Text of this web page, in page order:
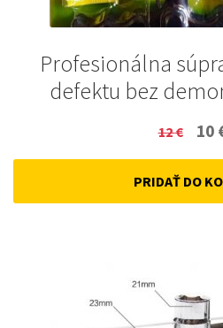
Profesionálna
defektu bez
12€
price
was:
10
PRIDAŤ DO